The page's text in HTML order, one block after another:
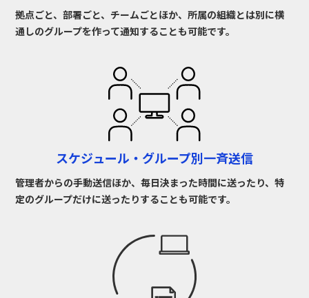
拠点ごと、部署ごと、チームごとほか、所属の組織とは別に横
通しのグループを作って通知することも可能です。
スケジュール・グループ別一斉送信
管理者からの手動送信ほか、毎日決まった時間に送ったり、特
定のグループだけに送ったりすることも可能です。